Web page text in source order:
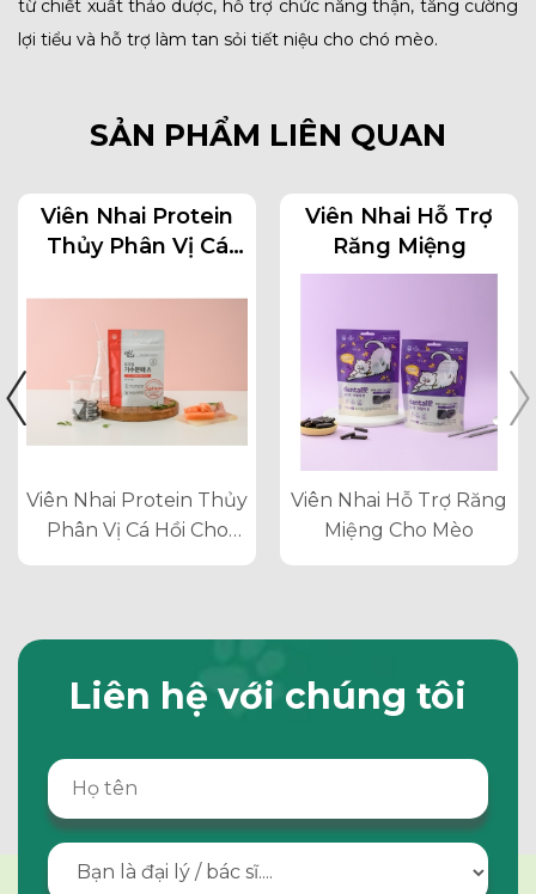
từ chiết xuất thảo dược, hỗ trợ chức năng thận, tăng cường
lợi tiểu và hỗ trợ làm tan sỏi tiết niệu cho chó mèo.
SẢN PHẨM LIÊN QUAN
Viên Nhai Protein
Thủy Phân Vị Cá
Viên Nhai Protein Thủy
Phân Vị Cá Hồi Cho
Viên Nhai Hỗ Trợ
Răng Miệng
Viên Nhai Hỗ Trợ Răng
Miệng Cho Mèo
Liên hệ với chúng tôi